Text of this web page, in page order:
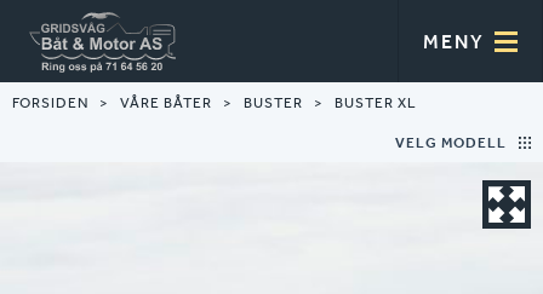
MENY
FORSIDEN VÅRE BÅTER BUSTER BUSTER XL
VELG MODELL